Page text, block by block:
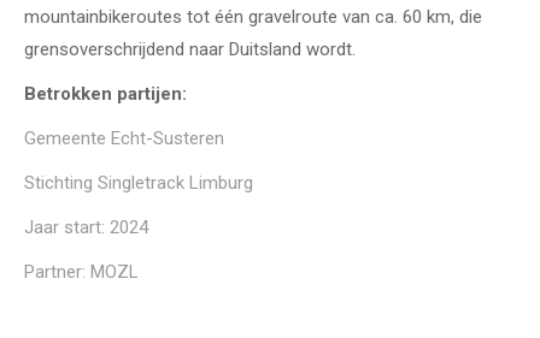
mountainbikeroutes tot één gravelroute van ca. 60 km, die
grensoverschrijdend naar Duitsland wordt.
Betrokken partijen:
Gemeente Echt-Susteren
Stichting Singletrack Limburg
Jaar start: 2024
Partner: MOZL